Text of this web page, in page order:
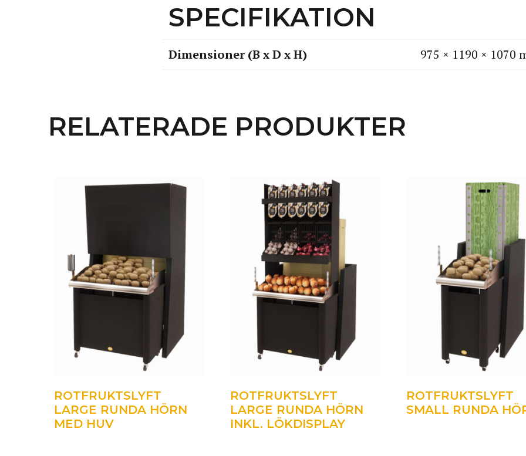
SPECIFIKATION
Dimensioner (B x D x H) 975 × 1190 × 1070
RELATERADE PRODUKTER
ROTFRUKTSLYFT
LARGE RUNDA HÖRN
MED HUV
ROTFRUKTSLYFT
LARGE RUNDA HÖRN
INKL. LÖKDISPLAY
ROTFRUKTSLYFT
SMALL RUNDA